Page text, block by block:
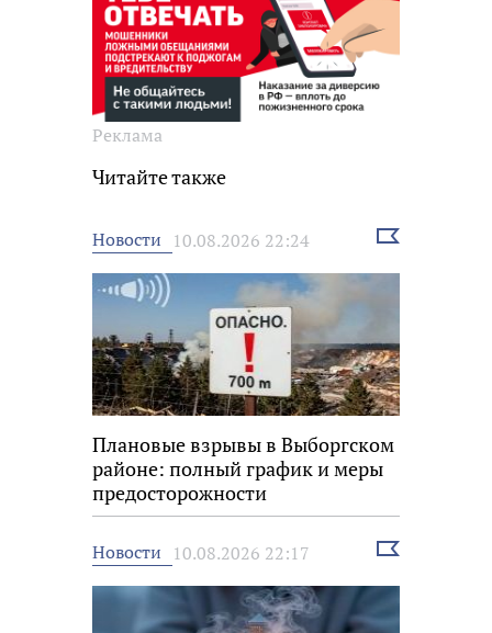
Реклама
Читайте также
Новости 10.08.2026 22:24
Выбрать
Плановые взрывы в Выборгском
районе: полный график и меры
предосторожности
Новости 10.08.2026 22:17
Выбрать